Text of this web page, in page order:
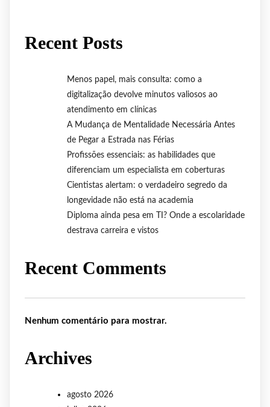
Recent Posts
Menos papel, mais consulta: como a
digitalização devolve minutos valiosos ao
atendimento em clínicas
A Mudança de Mentalidade Necessária Antes
de Pegar a Estrada nas Férias
Profissões essenciais: as habilidades que
diferenciam um especialista em coberturas
Cientistas alertam: o verdadeiro segredo da
longevidade não está na academia
Diploma ainda pesa em TI? Onde a escolaridade
destrava carreira e vistos
Recent Comments
Nenhum comentário para mostrar.
Archives
agosto 2026